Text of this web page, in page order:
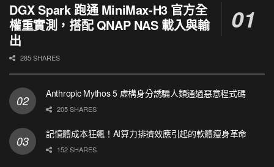
DGX Spark 跑通 MiniMax-H3 官方全
權重實測，搭配 QNAP NAS 載入與輸
出
285 SHARES
Anthropic Mythos 5 虛構身分誘騙人類通過惡意程式碼
205 SHARES
記憶體成本狂飆！AI算力排擠效應引起的軟體瘦身革命
152 SHARES